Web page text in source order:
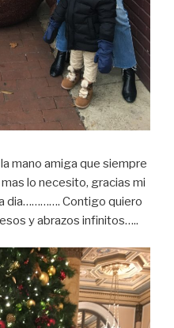
mano amiga que siempre
lo necesito, gracias mi
dia…………. Contigo quiero
y abrazos infinitos…..